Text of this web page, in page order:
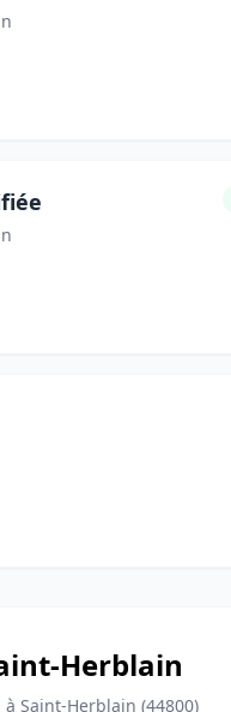
Herblain
Saint-Herblain (44800)